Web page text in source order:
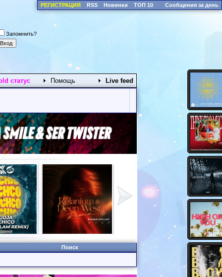
РЕГИСТРАЦИЯ RSS Новинки ТОП 10 Сообщения за день
Запомнить?
статус Помощь Live feed
Поиск